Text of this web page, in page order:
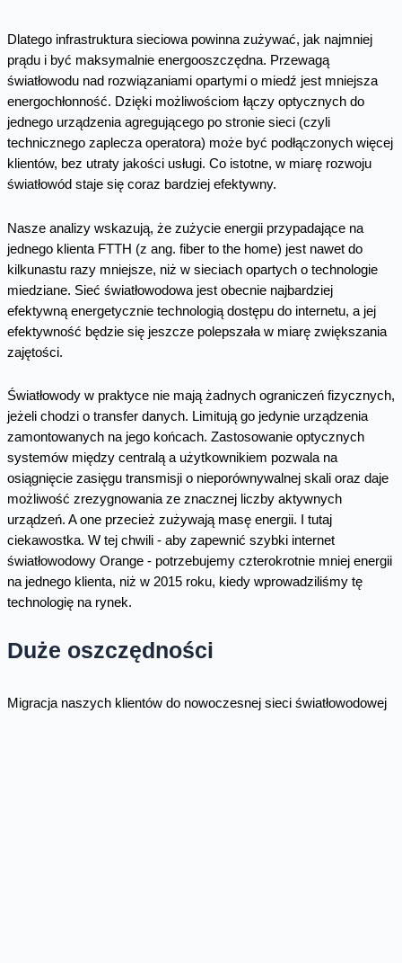
Dlatego infrastruktura sieciowa powinna zużywać, jak najmniej
prądu i być maksymalnie energooszczędna. Przewagą
światłowodu nad rozwiązaniami opartymi o miedź jest mniejsza
energochłonność. Dzięki możliwościom łączy optycznych do
jednego urządzenia agregującego po stronie sieci (czyli
technicznego zaplecza operatora) może być podłączonych więcej
klientów, bez utraty jakości usługi. Co istotne, w miarę rozwoju
światłowód staje się coraz bardziej efektywny.
Nasze analizy wskazują, że zużycie energii przypadające na
jednego klienta FTTH (z ang. fiber to the home) jest nawet do
kilkunastu razy mniejsze, niż w sieciach opartych o technologie
miedziane. Sieć światłowodowa jest obecnie najbardziej
efektywną energetycznie technologią dostępu do internetu, a jej
efektywność będzie się jeszcze polepszała w miarę zwiększania
zajętości.
Światłowody w praktyce nie mają żadnych ograniczeń fizycznych,
jeżeli chodzi o transfer danych. Limitują go jedynie urządzenia
zamontowanych na jego końcach. Zastosowanie optycznych
systemów między centralą a użytkownikiem pozwala na
osiągnięcie zasięgu transmisji o nieporównywalnej skali oraz daje
możliwość zrezygnowania ze znacznej liczby aktywnych
urządzeń. A one przecież zużywają masę energii. I tutaj
ciekawostka. W tej chwili - aby zapewnić szybki internet
światłowodowy Orange - potrzebujemy czterokrotnie mniej energii
na jednego klienta, niż w 2015 roku, kiedy wprowadziliśmy tę
technologię na rynek.
Duże oszczędności
Migracja naszych klientów do nowoczesnej sieci światłowodowej